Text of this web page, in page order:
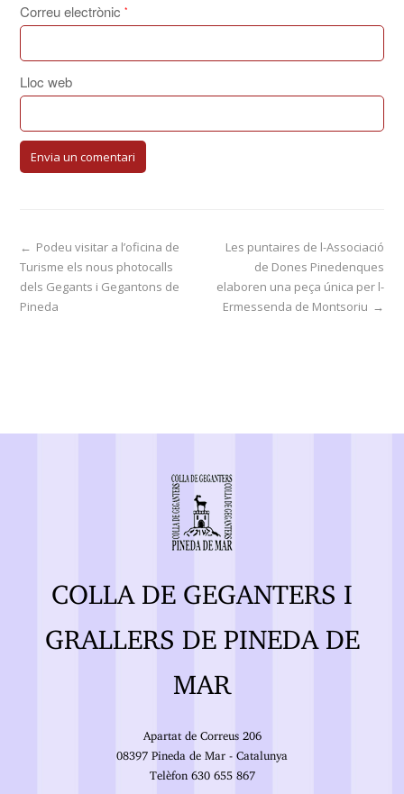
Correu electrònic*
Lloc web
Les puntaires de l-Associació
de Dones Pinedenques
elaboren una peça única per l-
Ermessenda de Montsoriu →
← Podeu visitar a l’oficina de
Turisme els nous photocalls
dels Gegants i Gegantons de
Pineda
COLLA DE GEGANTERS I
GRALLERS DE PINEDA DE
MAR
Apartat de Correus 206
08397 Pineda de Mar - Catalunya
Telèfon 630 655 867